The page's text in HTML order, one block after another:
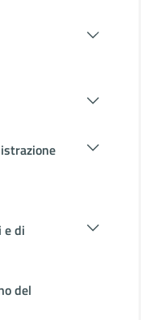
di
del